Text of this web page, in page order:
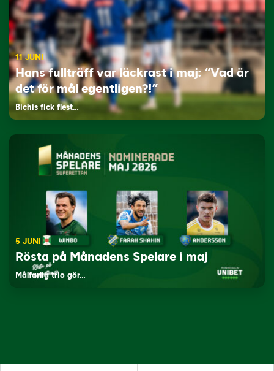
11 JUNI
Hans fullträff var läckrast i maj: “Vad är
det för mål egentligen?!”
Bichis fick flest…
5 JUNI
Rösta på Månadens Spelare i maj
Målfarlig trio gör…